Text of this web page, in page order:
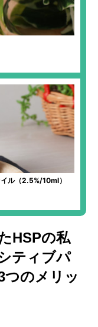
ル（2.5%/10ml）
HSPの私
ティブパ
つのメリッ